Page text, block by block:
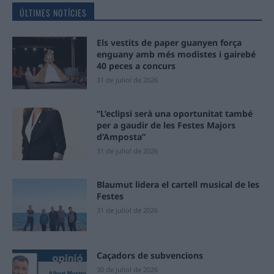
ÚLTIMES NOTÍCIES
Els vestits de paper guanyen força
enguany amb més modistes i gairebé
40 peces a concurs
31 de juliol de 2026
“L’eclipsi serà una oportunitat també
per a gaudir de les Festes Majors
d’Amposta”
31 de juliol de 2026
Blaumut lidera el cartell musical de les
Festes
31 de juliol de 2026
Caçadors de subvencions
30 de juliol de 2026